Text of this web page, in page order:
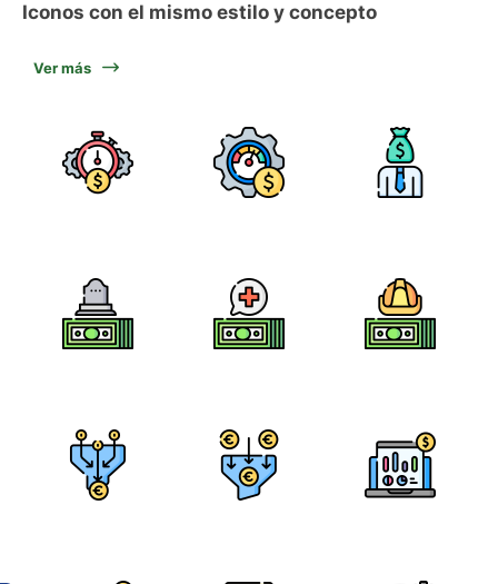
Iconos con el mismo estilo y concepto
Ver más